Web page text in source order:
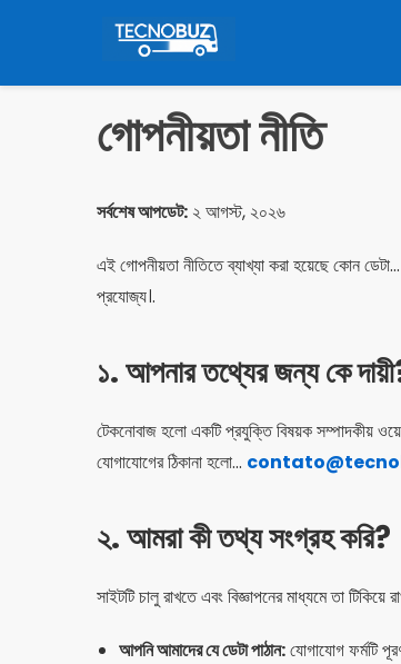
গোপনীয়তা নীতি
সর্বশেষ আপডেট: ২ আগস্ট, ২০২৬
এই গোপনীয়তা নীতিতে ব্যাখ্যা করা হয়েছে কোন ডেটা...
প্রযোজ্য।.
১. আপনার তথ্যের জন্য কে
টেকনোবাজ হলো একটি প্রযুক্তি বিষয়ক সম্পাদকীয়
যোগাযোগের ঠিকানা হলো...
২. আমরা কী তথ্য সংগ্রহ করি?
সাইটটি চালু রাখতে এবং বিজ্ঞাপনের মাধ্যমে তা
আপনি আমাদের যে ডেটা পাঠান:যোগাযোগ ফর্মটি